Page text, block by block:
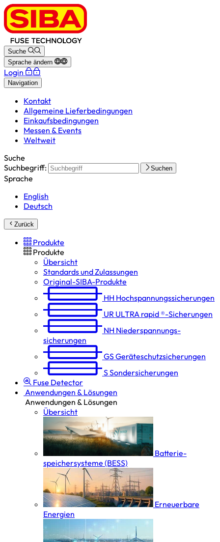
Suche
Sprache ändern
Login
Navigation
Kontakt
Allgemeine Lieferbedingungen
Einkaufsbedingungen
Messen & Events
Weltweit
Suche
Suchbegriff:
Suchen
Sprache
English
Deutsch
Zurück
Produkte
Produkte
Übersicht
Standards und Zulassungen
Original-SIBA-Produkte
HH Hochspannungs­sicherungen
UR ULTRA rapid ®-Sicherungen
NH Niederspannungs­
sicherungen
GSGeräteschutz­sicherungen
SSondersicherungen
Fuse Detector
Anwendungen & Lösungen
Anwendungen & Lösungen
Übersicht
Batterie­
speicher­systeme (BESS)
Erneuerbare
Energien